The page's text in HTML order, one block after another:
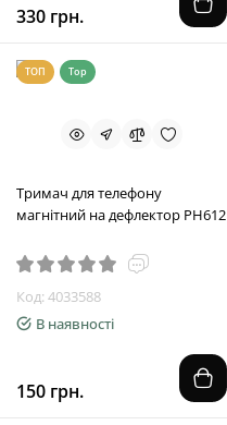
330 грн.
ТОП Top
Тримач для телефону
магнітний на дефлектор PH612
Код: 4033588
В наявності
150 грн.